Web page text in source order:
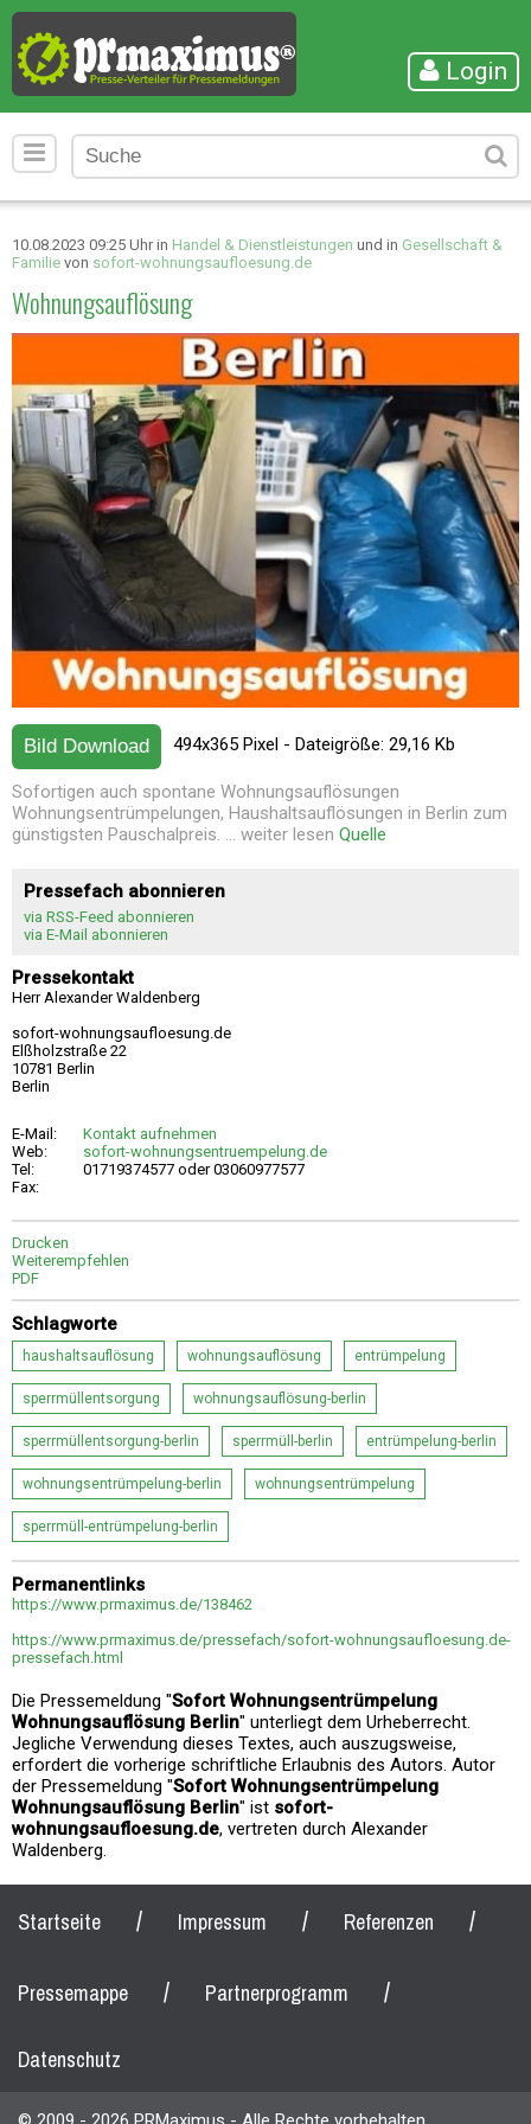
Login
10.08.2023 09:25 Uhr in Handel & Dienstleistungen und in Gesellschaft &
Familie von sofort-wohnungsaufloesung.de
Wohnungsauflösung
Bild Download 494x365 Pixel - Dateigröße: 29,16 Kb
Sofortigen auch spontane Wohnungsauflösungen
Wohnungsentrümpelungen, Haushaltsauflösungen in Berlin zum
günstigsten Pauschalpreis. ... weiter lesen Quelle
Pressefach abonnieren
via RSS-Feed abonnieren
via E-Mail abonnieren
Pressekontakt
Herr Alexander Waldenberg
sofort-wohnungsaufloesung.de
Elßholzstraße 22
10781 Berlin
Berlin
E-Mail:
Kontakt aufnehmen
Web:
sofort-wohnungsentruempelung.de
Tel:
01719374577 oder 03060977577
Fax:
Drucken
Weiterempfehlen
PDF
Schlagworte
haushaltsauflösung wohnungsauflösung entrümpelung
sperrmüllentsorgung wohnungsauflösung-berlin
sperrmüllentsorgung-berlin sperrmüll-berlin entrümpelung-berlin
wohnungsentrümpelung-berlin wohnungsentrümpelung
sperrmüll-entrümpelung-berlin
Permanentlinks
https://www.prmaximus.de/138462
https://www.prmaximus.de/pressefach/sofort-wohnungsaufloesung.de-
pressefach.html
Die Pressemeldung "Sofort Wohnungsentrümpelung
Wohnungsauflösung Berlin" unterliegt dem Urheberrecht.
Jegliche Verwendung dieses Textes, auch auszugsweise,
erfordert die vorherige schriftliche Erlaubnis des Autors. Autor
der Pressemeldung "Sofort Wohnungsentrümpelung
Wohnungsauflösung Berlin" ist sofort-
wohnungsaufloesung.de, vertreten durch Alexander
Waldenberg.
Startseite / Impressum / Referenzen /
Pressemappe / Partnerprogramm /
Datenschutz